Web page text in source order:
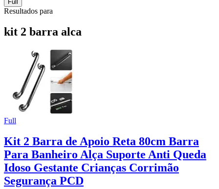
Full
Resultados para
kit 2 barra alca
Full
Kit 2 Barra de Apoio Reta 80cm Barra
Para Banheiro Alça Suporte Anti Queda
Idoso Gestante Crianças Corrimão
Segurança PCD